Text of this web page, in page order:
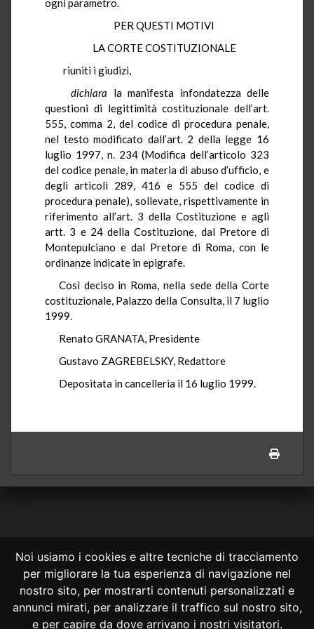
Noi usiamo i cookies e altre tecniche di tracciamento
per migliorare la tua esperienza di navigazione nel
nostro sito, per mostrarti contenuti personalizzati e
annunci mirati, per analizzare il traffico sul nostro sito,
e per capire da dove arrivano i nostri visitatori.
ogni parametro.
PER QUESTI MOTIVI
LA CORTE COSTITUZIONALE
riuniti i giudizi,
dichiara la manifesta infondatezza delle
questioni di legittimità costituzionale dell’art.
555, comma 2, del codice di procedura penale,
nel testo modificato dall’art. 2 della legge 16
luglio 1997, n. 234 (Modifica dell’articolo 323
del codice penale, in materia di abuso d’ufficio, e
degli articoli 289, 416 e 555 del codice di
procedura penale), sollevate, rispettivamente in
riferimento all’art. 3 della Costituzione e agli
artt. 3 e 24 della Costituzione, dal Pretore di
Montepulciano e dal Pretore di Roma, con le
ordinanze indicate in epigrafe.
Così deciso in Roma, nella sede della Corte
costituzionale, Palazzo della Consulta, il 7 luglio
1999.
Renato GRANATA, Presidente
Gustavo ZAGREBELSKY, Redattore
Depositata in cancelleria il 16 luglio 1999.
CONSULTA ONLINE DAL 1995 -NOTE LEGALI
Consulta OnLine non ha prodotto e non è responsabile per i contenuti e
le informazioni legali di siti collegati.